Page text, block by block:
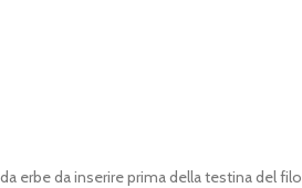
erbe da inserire prima della testina del filo